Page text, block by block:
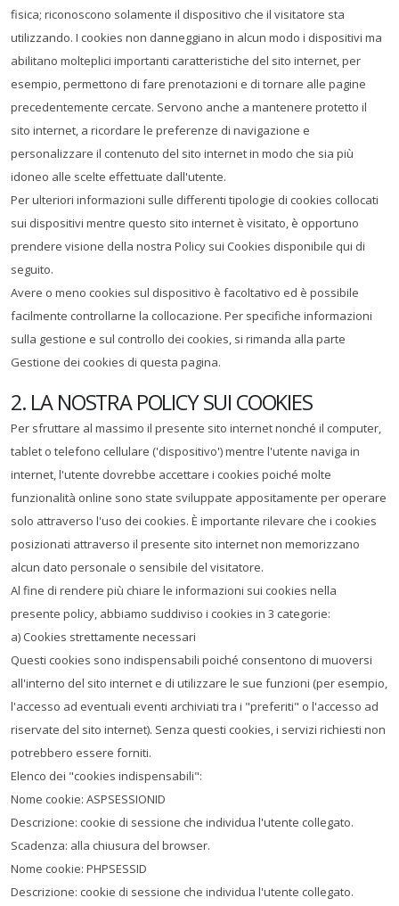
fisica; riconoscono solamente il dispositivo che il visitatore sta
utilizzando. I cookies non danneggiano in alcun modo i dispositivi ma
abilitano molteplici importanti caratteristiche del sito internet, per
esempio, permettono di fare prenotazioni e di tornare alle pagine
precedentemente cercate. Servono anche a mantenere protetto il
sito internet, a ricordare le preferenze di navigazione e
personalizzare il contenuto del sito internet in modo che sia più
idoneo alle scelte effettuate dall'utente.
Per ulteriori informazioni sulle differenti tipologie di cookies collocati
sui dispositivi mentre questo sito internet è visitato, è opportuno
prendere visione della nostra Policy sui Cookies disponibile qui di
seguito.
Avere o meno cookies sul dispositivo è facoltativo ed è possibile
facilmente controllarne la collocazione. Per specifiche informazioni
sulla gestione e sul controllo dei cookies, si rimanda alla parte
Gestione dei cookies di questa pagina.
2. LA NOSTRA POLICY SUI COOKIES
Per sfruttare al massimo il presente sito internet nonché il computer,
tablet o telefono cellulare ('dispositivo') mentre l'utente naviga in
internet, l'utente dovrebbe accettare i cookies poiché molte
funzionalità online sono state sviluppate appositamente per operare
solo attraverso l'uso dei cookies. È importante rilevare che i cookies
posizionati attraverso il presente sito internet non memorizzano
alcun dato personale o sensibile del visitatore.
Al fine di rendere più chiare le informazioni sui cookies nella
presente policy, abbiamo suddiviso i cookies in 3 categorie:
a) Cookies strettamente necessari
Questi cookies sono indispensabili poiché consentono di muoversi
all'interno del sito internet e di utilizzare le sue funzioni (per esempio,
l'accesso ad eventuali eventi archiviati tra i "preferiti" o l'accesso ad
riservate del sito internet). Senza questi cookies, i servizi richiesti non
potrebbero essere forniti.
Elenco dei "cookies indispensabili":
Nome cookie: ASPSESSIONID
Descrizione: cookie di sessione che individua l'utente collegato.
Scadenza: alla chiusura del browser.
Nome cookie: PHPSESSID
Descrizione: cookie di sessione che individua l'utente collegato.